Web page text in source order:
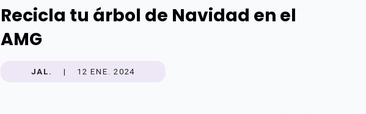
Recicla tu árbol de Navidad en el
AMG
JAL. | 12 ENE. 2024